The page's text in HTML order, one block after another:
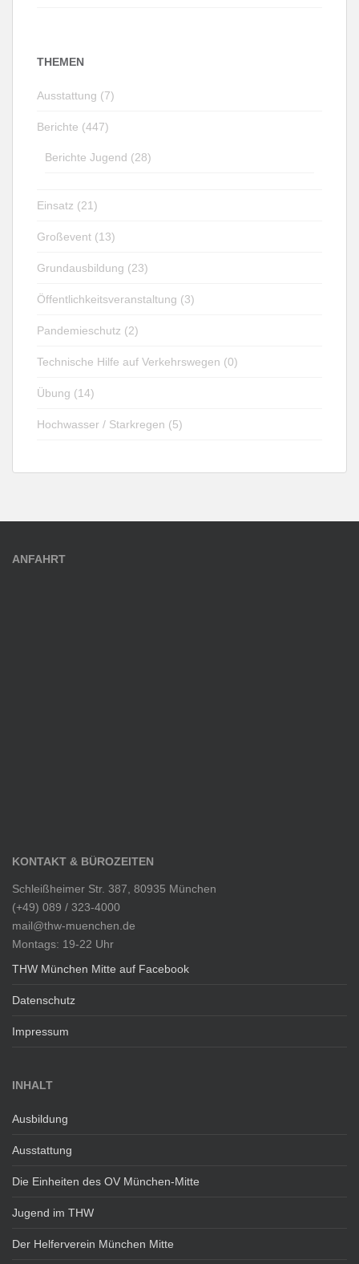
THEMEN
Ausstattung (7)
Berichte (447)
Berichte Jugend (28)
Einsatz (21)
Großevent (13)
Grundausbildung (23)
Öffentlichkeitsveranstaltung (3)
Pandemieschutz (2)
Technische Hilfe auf Verkehrswegen (0)
Übung (14)
Hochwasser / Starkregen (5)
ANFAHRT
KONTAKT & BÜROZEITEN
Schleißheimer Str. 387, 80935 München
(+49) 089 / 323-4000
mail@thw-muenchen.de
Montags: 19-22 Uhr
THW München Mitte auf Facebook
Datenschutz
Impressum
INHALT
Ausbildung
Ausstattung
Die Einheiten des OV München-Mitte
Jugend im THW
Der Helferverein München Mitte